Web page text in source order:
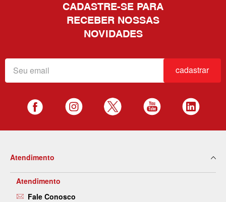
CADASTRE-SE PARA
RECEBER NOSSAS
NOVIDADES
cadastrar
Atendimento
Atendimento
Fale Conosco